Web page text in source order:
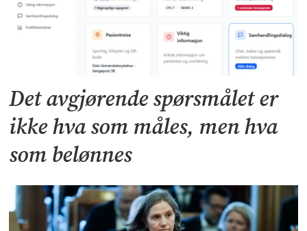
Det avgjørende spørsmålet er
ikke hva som måles, men hva
som belønnes